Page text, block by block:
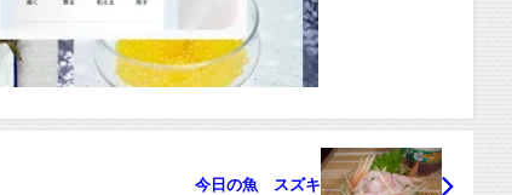
今日の魚 スズキ